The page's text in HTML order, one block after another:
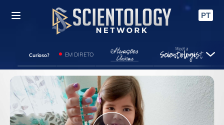
PT
Curioso? EM DIRETO